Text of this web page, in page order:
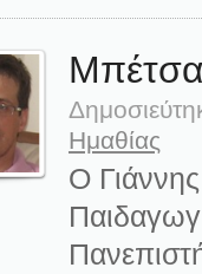
Ημαθίας
Ο